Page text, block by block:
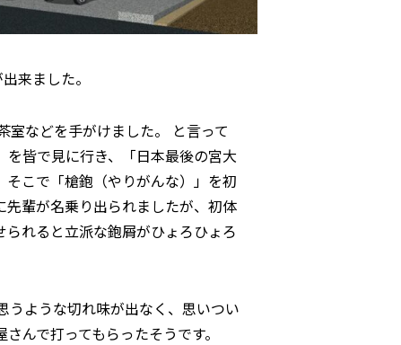
来ました。
などを手がけました。 と言って
皆で見に行き、「日本最後の宮大
こで「槍鉋（やりがんな）」を初
輩が名乗り出られましたが、初体
れると立派な鉋屑がひょろひょろ
ような切れ味が出なく、思いつい
んで打ってもらったそうです。